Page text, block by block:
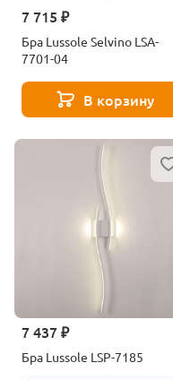
7 715 ₽
Бра Lussole Selvino LSA-
7701-04
В корзину
7 437 ₽
Бра Lussole LSP-7185